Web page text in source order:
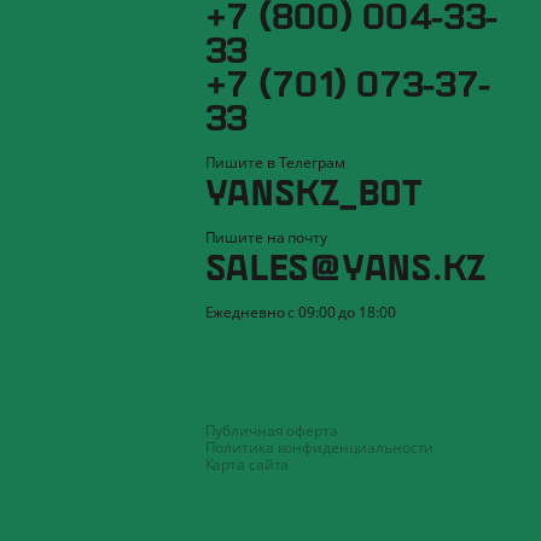
+7 (800) 004-33-
33
+7 (701) 073-37-
33
Пишите в Телеграм
YANSKZ_BOT
Пишите на почту
SALES@YANS.KZ
Ежедневно с 09:00 до 18:00
Публичная оферта
Политика конфиденциальности
Карта сайта